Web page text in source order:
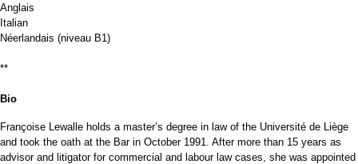
Anglais
Italian
Néerlandais (niveau B1)
**
Bio
Françoise Lewalle holds a master’s degree in law of the Université de Liège
and took the oath at the Bar in October 1991. After more than 15 years as
advisor and litigator for commercial and labour law cases, she was appointed